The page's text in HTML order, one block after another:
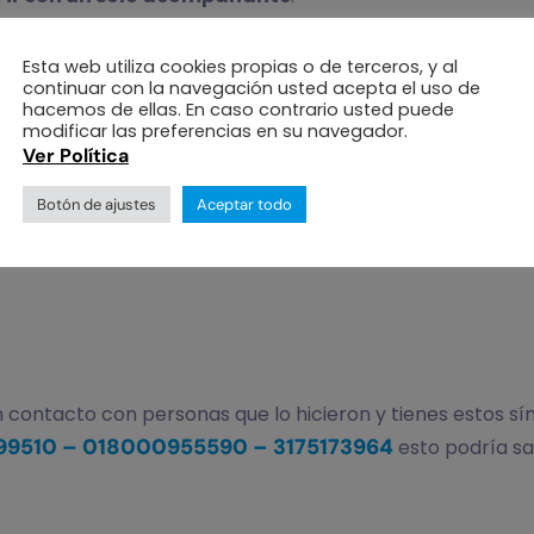
establecidos por las entidades de salud.
para corona virus, sin embargo, ¡prevenir está
son:
con personas que lo hicieron y tienes estos
– 018000955590 – 3175173964 esto podría
Esta web utiliza cookies propias o de terceros, y al
continuar con la navegación usted acepta el uso de
hacemos de ellas. En caso contrario usted puede
modificar las preferencias en su navegador.
Ver Política
Botón de ajustes Aceptar todo